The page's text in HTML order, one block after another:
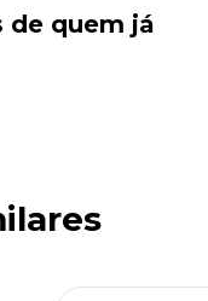
de quem já